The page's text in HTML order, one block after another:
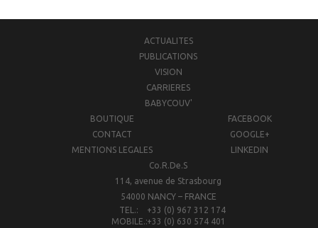
ACTUALITES
PUBLICATIONS
VISION
CARRIERES
BABYCOUV'
BOUTIQUE
CONTACT
MENTIONS LEGALES
FACEBOOK
GOOGLE+
LINKEDIN
Co.R.De.S
114, avenue de Strasbourg
54000 NANCY – FRANCE
TEL.:
+33 (0) 967 312 174
MOBILE.:+33 (0) 630 574 401